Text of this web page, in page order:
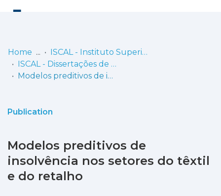
Communities
Statistics
Home
ISCAL - Instituto Superior de Contabilidade e Administração de Lisboa
ISCAL - Dissertações de Mestrado
Modelos preditivos de insolvência nos setores do têxtil e do retalho
Publication
Modelos preditivos de
insolvência nos setores do têxtil
e do retalho